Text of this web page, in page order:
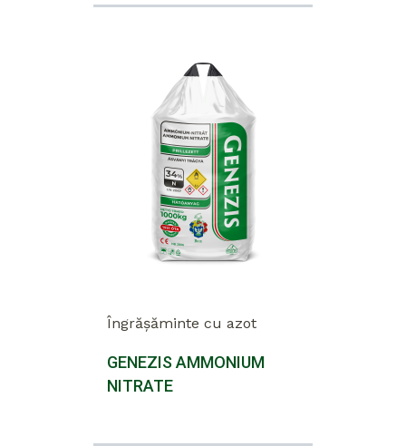
Îngrășăminte cu azot
GENEZIS AMMONIUM
NITRATE